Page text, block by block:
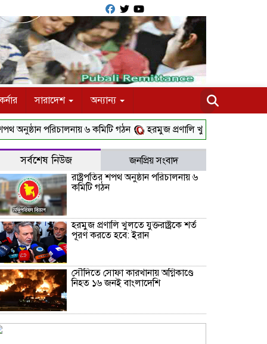
সারাদেশ অন্যান্য
পরিচালনায় ৬ কমিটি গঠন হরমুজ প্রণালি খুলতে যুক্তরাষ্ট্রকে শর্ত পূরণ
সর্বশেষ নিউজ
জনপ্রিয় সংবাদ
রাষ্ট্রপতির শপথ অনুষ্ঠান পরিচালনায় ৬
কমিটি গঠন
হরমুজ প্রণালি খুলতে যুক্তরাষ্ট্রকে শর্ত
পূরণ করতে হবে: ইরান
সৌদিতে সোফা কারখানায় অগ্নিকাণ্ডে
নিহত ১৬ জনই বাংলাদেশি
কৃষ্ণসাগরে হামলা বন্ধে রাশিয়া-